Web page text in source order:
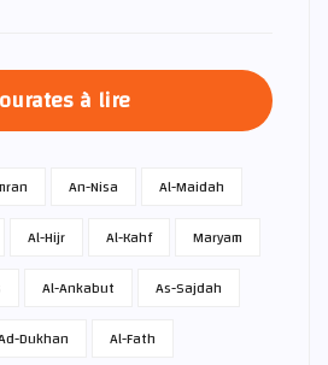
à lire
An-Nisa
Al-Maidah
Al-Hijr Al-Kahf
Maryam
Al-Ankabut
As-Sajdah
Dukhan
Al-Fath